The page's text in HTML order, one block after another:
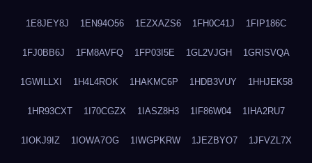
1E8JEY8J 1EN94O56 1EZXAZS6 1FH0C41J 1FIP186C
1FJ0BB6J 1FM8AVFQ 1FP03I5E 1GL2VJGH 1GRISVQA
1GWILLXI 1H4L4ROK 1HAKMC6P 1HDB3VUY 1HHJEK58
1HR93CXT 1I70CGZX 1IASZ8H3 1IF86W04 1IHA2RU7
1IOKJ9IZ 1IOWA7OG 1IWGPKRW 1JEZBYO7 1JFVZL7X